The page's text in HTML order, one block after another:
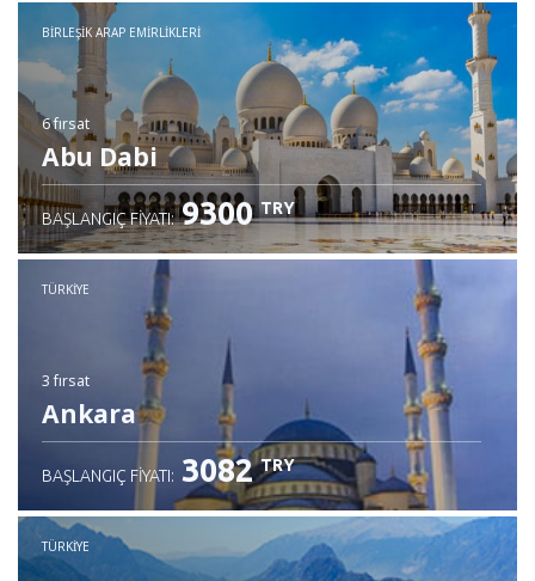
BIRLEŞIK ARAP EMIRLIKLERI
6 fırsat
Abu Dabi
BAŞLANGIÇ FIYATI: 9300 TRY
TÜRKIYE
3 fırsat
Ankara
BAŞLANGIÇ FIYATI: 3082 TRY
TÜRKIYE